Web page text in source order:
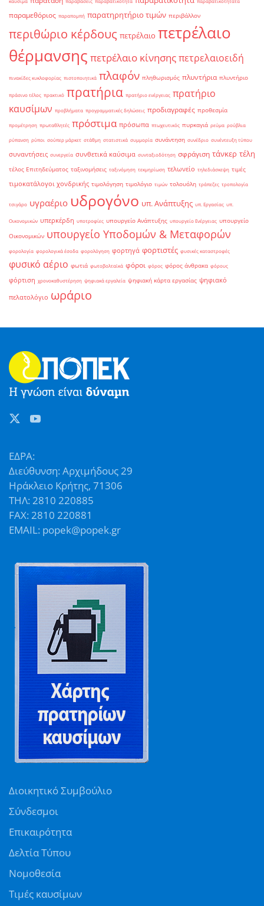
παραμεθόριος παραπομπή παρατηρητήριο τιμών περιβάλλον
περιθώριο κέρδους πετρέλαιο πετρέλαιο
θέρμανσης πετρέλαιο κίνησηςπετρελαιοειδή
πινακίδες κυκλοφορίας πιστοποιητικά πλαφόν πληθωρισμός πλυντήρια πλυντήριο
πράσινο τέλος πρακτικό πρατήρια πρατήριο ενέργειας πρατήριο
καυσίμων προβλήματα προγραμματικές δηλώσεις προδιαγραφές προθεσμία
προμέτρηση πρωταθλητές πρόστιμα πρόσωπα πτωχευτικός πυρκαγιά ρεύμα ρούβλια
ρύπανση ρύποι σούπερ μάρκετ στάθμη στατιστικά συμμορία συνάντηση συνέδριο συνέντευξη τύπου
συναντήσεις συνεργεία συνθετικά καύσιμα συνταξιοδότηση σφράγιση τάνκερ τέλη
τέλος Επιτηδεύματος ταξινομήσεις ταξινόμηση τεκμηρίωση τελωνείο τηλεδιάσκεψη τιμές
τιμοκατάλογοι χονδρικής τιμολόγηση τιμολόγιο τιμών τολουόλη τράπεζες τροπολογία
τσιγάρο υγραέριο υδρογόνο υπ. Ανάπτυξης υπ. Εργασίας υπ.
Οικονομικών υπερκέρδη υποτροφίες υπουργείο Ανάπτυξης υπουργείο Ενέργειας υπουργείο
Οικονομικών υπουργείο Υποδομών & Μεταφορών
φορολογία φορολογικά έσοδα φορολόγηση φορτηγά φορτιστές φυσικές καταστροφές
φυσικό αέριο φωτιά φωτοβολταϊκά φόροι φόρος φόρος άνθρακα φόρους
φόρτιση χρονοκαθυστέρηση ψηφιακά εργαλεία ψηφιακή κάρτα εργασίας ψηφιακό
πελατολόγιο ωράριο
ΕΔΡΑ:
Διεύθυνση: Αρχιμήδους 29
Ηράκλειο Κρήτης, 71306
ΤΗΛ: 2810 220885
FAX: 2810 220881
EMAIL: popek@popek.gr
Διοικητικό Συμβούλιο
Σύνδεσμοι
Επικαιρότητα
Δελτία Τύπου
Νομοθεσία
Τιμές καυσίμων